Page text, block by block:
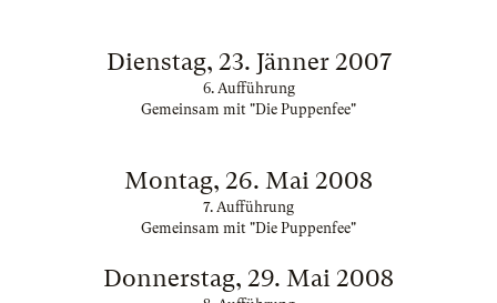
Dienstag, 23. Jänner 2007
6. Aufführung
Gemeinsam mit "Die Puppenfee"
Montag, 26. Mai 2008
7. Aufführung
Gemeinsam mit "Die Puppenfee"
Donnerstag, 29. Mai 2008